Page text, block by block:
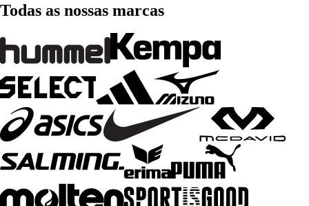
Todas as nossas marcas